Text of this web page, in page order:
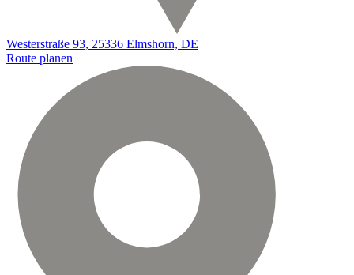
Westerstraße 93, 25336 Elmshorn, DE
Route planen